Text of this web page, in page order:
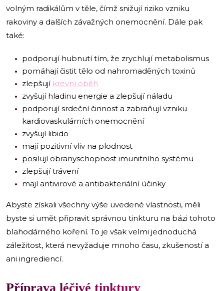
volným radikálům v těle, čímž snižují riziko vzniku
rakoviny a dalších závažných onemocnění. Dále pak
také:
podporují hubnutí tím, že zrychlují metabolismus
pomáhají čistit tělo od nahromaděných toxinů
zlepšují krevní oběh
zvyšují hladinu energie a zlepšují náladu
podporují srdeční činnost a zabraňují vzniku
kardiovaskulárních onemocnění
zvyšují libido
mají pozitivní vliv na plodnost
posilují obranyschopnost imunitního systému
zlepšují trávení
mají antivirové a antibakteriální účinky
Abyste získali všechny výše uvedené vlastnosti, měli
byste si umět připravit správnou tinkturu na bázi tohoto
blahodárného koření. To je však velmi jednoduchá
záležitost, která nevyžaduje mnoho času, zkušeností a
ani ingrediencí.
Příprava léčivé tinktury